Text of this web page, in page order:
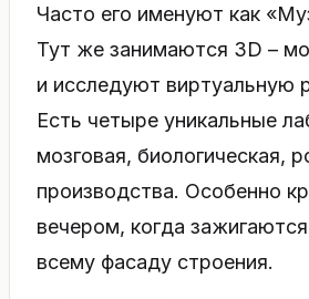
Часто его именуют как
Тут же занимаются 3D –
и исследуют виртуальную
Есть четыре уникальные
мозговая, биологическая,
производства. Особенно
вечером, когда
всему фасаду строения.